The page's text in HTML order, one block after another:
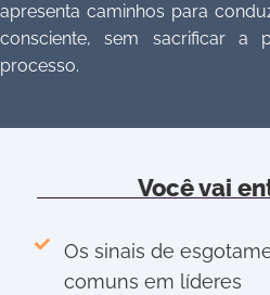
apresenta caminhos para
consciente, sem sacrificar a
processo.
Você vai
Os sinais de
comuns em líderes